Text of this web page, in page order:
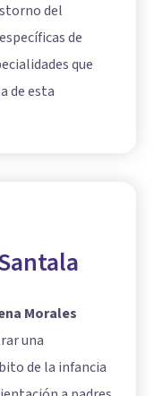
del
de
que
de esta
Morales
una
de la infancia